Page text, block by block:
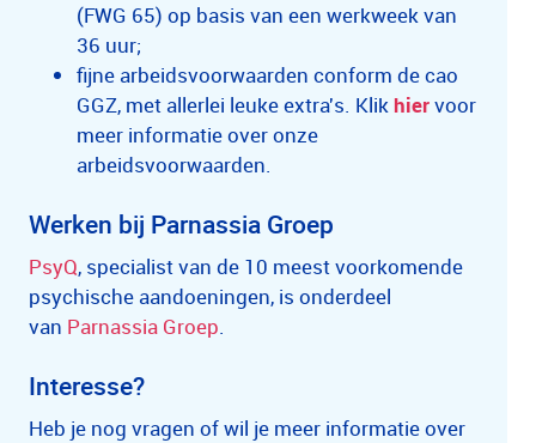
(FWG 65) op basis van een werkweek van
36 uur;
fijne arbeidsvoorwaarden conform de cao
GGZ, met allerlei leuke extra's. Klikhiervoor
meer informatie over onze
arbeidsvoorwaarden.
Werken bij Parnassia Groep
PsyQ, specialist van de 10 meest voorkomende
psychische aandoeningen, is onderdeel
van Parnassia Groep.
Interesse?
Heb je nog vragen of wil je meer informatie over